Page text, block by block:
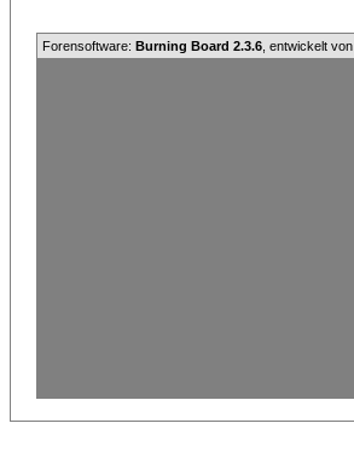
Forensoftware: Burning Board 2.3.6 , entwickelt von